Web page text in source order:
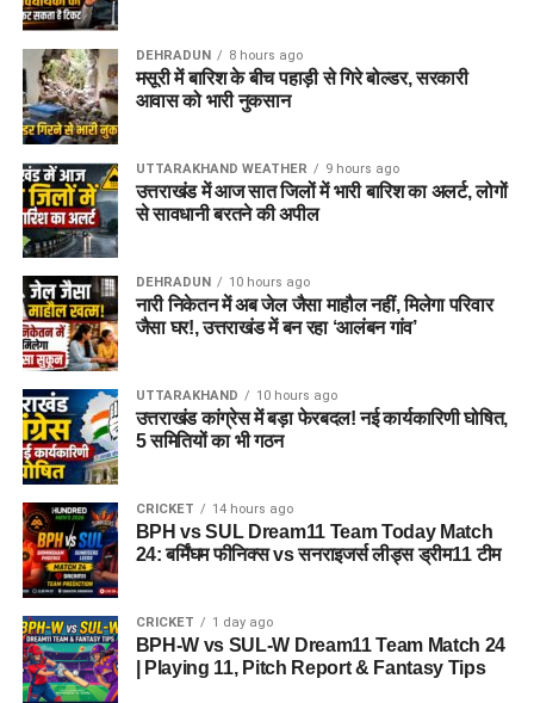
DEHRADUN 8 hours ago
मसूरी में बारिश के बीच पहाड़ी से गिरे बोल्डर, सरकारी
आवास को भारी नुकसान
UTTARAKHAND WEATHER 9 hours ago
उत्तराखंड में आज सात जिलों में भारी बारिश का अलर्ट, लोगों
से सावधानी बरतने की अपील
DEHRADUN 10 hours ago
नारी निकेतन में अब जेल जैसा माहौल नहीं, मिलेगा परिवार
जैसा घर!, उत्तराखंड में बन रहा ‘आलंबन गांव’
UTTARAKHAND 10 hours ago
उत्तराखंड कांग्रेस में बड़ा फेरबदल! नई कार्यकारिणी घोषित,
5 समितियों का भी गठन
CRICKET 14 hours ago
BPH vs SUL Dream11 Team Today Match
24: बर्मिंघम फीनिक्स vs सनराइजर्स लीड्स ड्रीम11 टीम
CRICKET 1 day ago
BPH-W vs SUL-W Dream11 Team Match 24
| Playing 11, Pitch Report & Fantasy Tips